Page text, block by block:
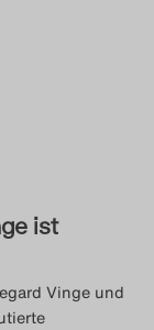
ist
Vinge und